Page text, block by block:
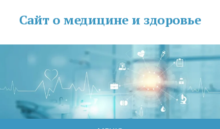
Сайт о медицине и здоровье